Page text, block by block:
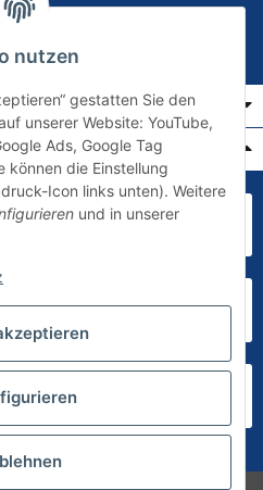
nutzen
gestatten Sie den
unserer Website: YouTube,
Ads, Google Tag
können die Einstellung
Icon links unten). Weitere
und in unserer